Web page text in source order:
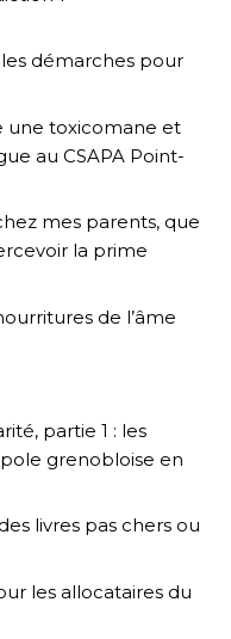
démarches pour
une toxicomane et
au CSAPA Point-
mes parents, que
la prime
de l’âme
partie 1 : les
grenobloise en
livres pas chers ou
les allocataires du